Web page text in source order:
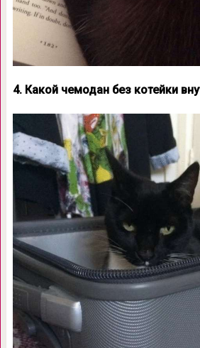
4. Какой чемодан без котейки